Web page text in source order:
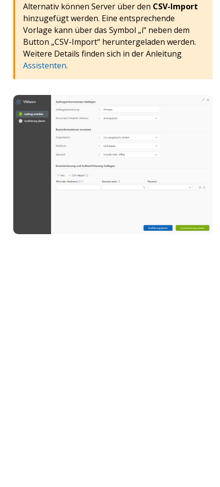
Alternativ können Server über den CSV-Import
hinzugefügt werden. Eine entsprechende
Vorlage kann über das Symbol „i“ neben dem
Button „CSV-Import“ heruntergeladen werden.
Weitere Details finden sich in der Anleitung
Assistenten.